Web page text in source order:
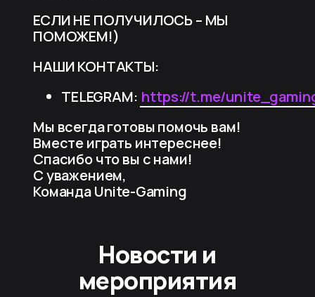
ЕСЛИ НЕ ПОЛУЧИЛОСЬ – МЫ
ПОМОЖЕМ!)
НАШИ КОНТАКТЫ:
TELEGRAM: https://t.me/
Мы всегда готовы помочь вам!
Вместе играть интереснее!
Спасибо что вы с нами!
С уважением,
Команда Unite-Gaming
Новости и
мероприятия